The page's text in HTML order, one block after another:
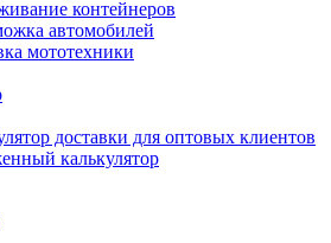
контейнеров
автомобилей
мототехники
доставки для оптовых клиентов
калькулятор